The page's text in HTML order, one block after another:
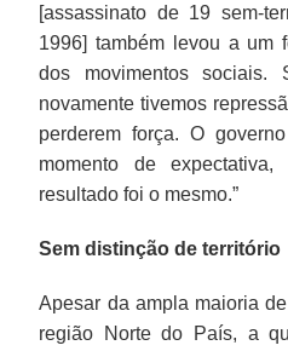
[assassinato de 19 sem-
1996] também levou a um
dos movimentos sociais.
novamente tivemos
perderem força. O governo
momento de
resultado foi o mesmo.”
Sem distinção de território
Apesar da ampla maioria
região Norte do País, a